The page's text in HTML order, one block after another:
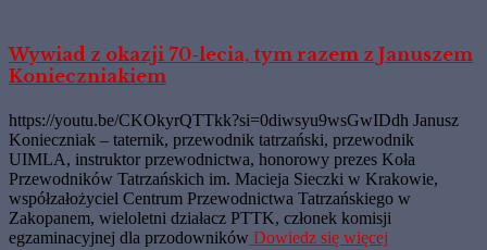
Wywiad z okazji 70-lecia, tym razem z Januszem
Konieczniakiem
https://youtu.be/CKOkyrQTTkk?si=0diwsyu9wsGwIDdh Janusz
Konieczniak – taternik, przewodnik tatrzański, przewodnik
UIMLA, instruktor przewodnictwa, honorowy prezes Koła
Przewodników Tatrzańskich im. Macieja Sieczki w Krakowie,
współzałożyciel Centrum Przewodnictwa Tatrzańskiego w
Zakopanem, wieloletni działacz PTTK, członek komisji
egzaminacyjnej dla przodowników Dowiedz się więcej